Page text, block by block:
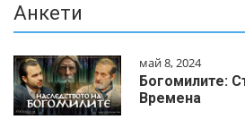
Анкети
май 8, 2024
Богомилите:
Времена